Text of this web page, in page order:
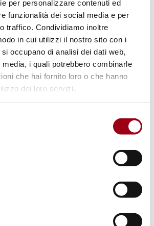
per personalizzare contenuti ed
funzionalità dei social media e per
traffico. Condividiamo inoltre
in cui utilizzi il nostro sito con i
occupano di analisi dei dati web,
i quali potrebbero combinarle
che hai fornito loro o che hanno
dei loro servizi.
delle Nazioni Unite ha
giugno la Giornata
Nazioni Unite a sostegno
tortura in vista della totale
pratica della tortura e
della
la tortura ed altre pene o
inumani o degradanti,
si rimanda ai link nel